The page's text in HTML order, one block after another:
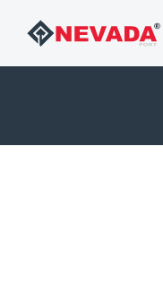
content